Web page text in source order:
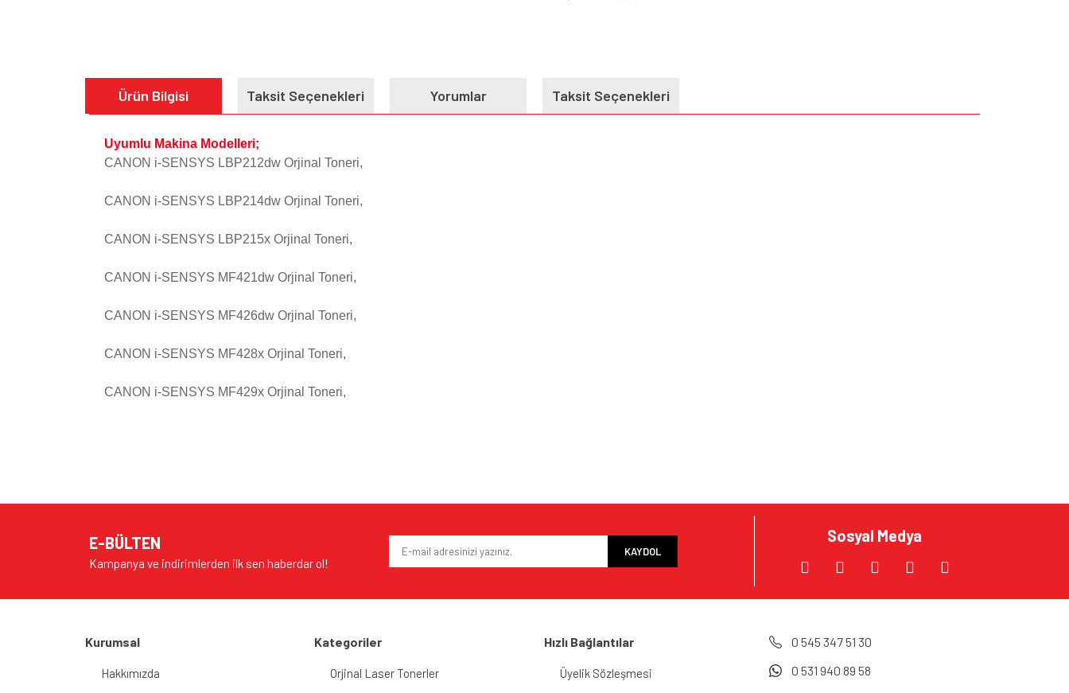
Ürün Bilgisi Taksit Seçenekleri Yorumlar Taksit Seçenekleri
Uyumlu Makina Modelleri;
CANON i-SENSYS LBP212dw Orjinal Toneri,
CANON i-SENSYS LBP214dw Orjinal Toneri,
CANON i-SENSYS LBP215x Orjinal Toneri,
CANON i-SENSYS MF421dw Orjinal Toneri,
CANON i-SENSYS MF426dw Orjinal Toneri,
CANON i-SENSYS MF428x Orjinal Toneri,
CANON i-SENSYS MF429x Orjinal Toneri,
Ürün resmi kalitesiz, bozuk veya görüntülenemiyor.
Ürün bilgilerinde hatalar bulunuyor.
E-BÜLTEN
Kampanya ve indirimlerden ilk sen haberdar ol!
KAYDOL
Sosyal Medya
Kurumsal
Hakkımızda
Kategoriler
Orjinal Laser Tonerler
Hızlı Bağlantılar
Üyelik Sözleşmesi
0 545 347 51 30
0 531 940 89 58